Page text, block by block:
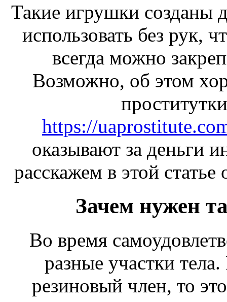
Такие игрушки созданы
использовать без рук,
всегда можно
Возможно, об этом
https://
оказывают за деньги
расскажем в этой
Зачем нужен
Во время
разные участки
резиновый член, то